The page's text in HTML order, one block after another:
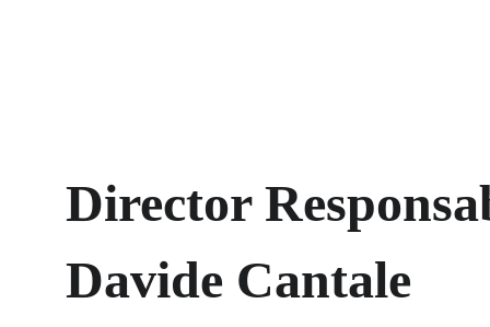
Director
Davide Cantale